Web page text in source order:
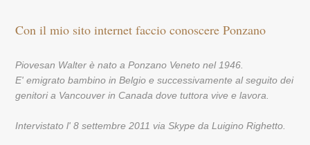
Con il mio sito internet faccio conoscere Ponzano
Piovesan Walter è nato a Ponzano Veneto nel 1946.
E' emigrato bambino in Belgio e successivamente al seguito dei
genitori a Vancouver in Canada dove tuttora vive e lavora.
Intervistato l' 8 settembre 2011 via Skype da Luigino Righetto.